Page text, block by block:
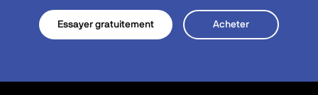
Essayer gratuitement Acheter